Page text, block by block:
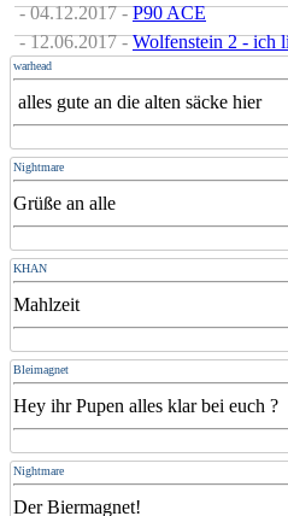
- 04.12.2017 - P90 ACE
- 12.06.2017 - Wolfenstein 2 - ich
warhead
alles gute an die alten säcke hier
Nightmare
Grüße an alle
KHAN
Mahlzeit
Bleimagnet
Hey ihr Pupen alles klar bei euch ?
Nightmare
Der Biermagnet!